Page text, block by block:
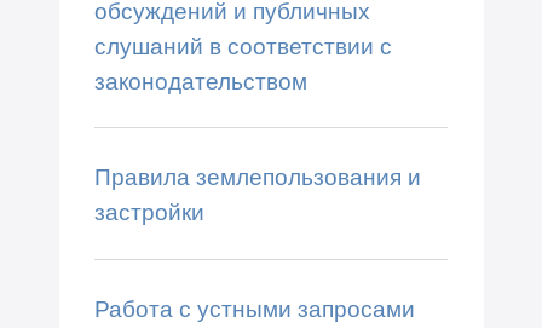
обсуждений и публичных
слушаний в соответствии с
законодательством
Правила землепользования и
застройки
Работа с устными запросами